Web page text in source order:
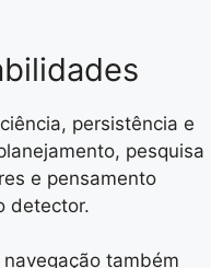
persistência e
pesquisa
e pensamento
detector.
também